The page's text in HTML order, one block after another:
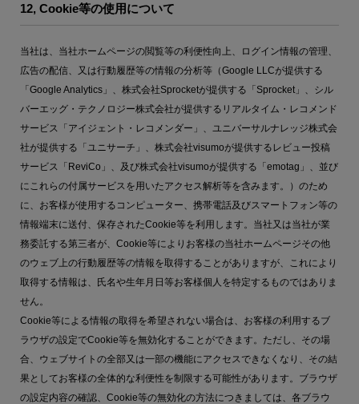
12, Cookie等の使用について
当社は、当社ホームページの閲覧等の利便性向上、ログイン情報の管理、
広告の配信、又は行動履歴等の情報の分析等（Google LLCが提供する
「Google Analytics」、株式会社Sprocketが提供する「Sprocket」、シル
バーエッグ・テクノロジー株式会社が提供するリアルタイム・レコメンド
サービス「アイジェント・レコメンダー」、ユニバーサルナレッジ株式会
社が提供する「ユニサーチ」、株式会社visumoが提供するレビュー投稿
サービス「ReviCo」、及び株式会社visumoが提供する「emotag」、並び
にこれらの付属サービスを用いたアクセス解析等を含みます。）のため
に、お客様が使用するコンピューター、携帯電話及びスマートフォン等の
情報端末に送付、保存されたCookie等を利用します。当社又は当社が業
務委託する第三者が、Cookie等によりお客様の当社ホームページその他
のウェブ上の行動履歴等の情報を取得することがありますが、これにより
取得する情報は、氏名や生年月日等お客様個人を特定するものではありま
せん。
Cookie等による情報の取得を希望されない場合は、お客様の利用するブ
ラウザの設定でCookie等を無効化することができます。ただし、その場
合、ウェブサイトの全部又は一部の機能にアクセスできなくなり、その結
果としてお客様の全体的な利便性を制限する可能性があります。ブラウザ
の設定内容の確認、Cookie等の無効化の方法につきましては、各ブラウ